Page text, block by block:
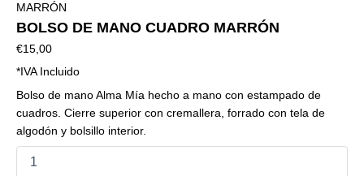
MARRÓN
BOLSO DE MANO CUADRO MARRÓN
€15,00
*IVA Incluido
Bolso de mano Alma Mía hecho a mano con estampado de
cuadros. Cierre superior con cremallera, forrado con tela de
algodón y bolsillo interior.